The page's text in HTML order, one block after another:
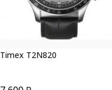
Timex T2N820